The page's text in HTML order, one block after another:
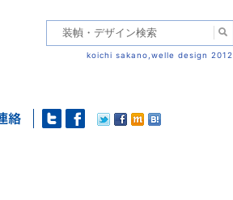
koichi sakano,welle design 2012